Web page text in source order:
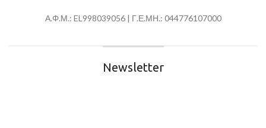
Α.Φ.Μ.: EL998039056 | Γ.Ε.ΜΗ.: 044776107000
Newsletter